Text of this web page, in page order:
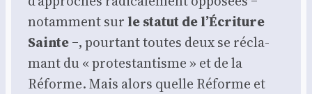
notam­ment sur le sta­tut de l’É­cri­ture
Sainte‒, pour­tant toutes deux se récla­
mant du « pro­tes­tan­tisme » et de la
Réforme. Mais alors quelle Réforme et